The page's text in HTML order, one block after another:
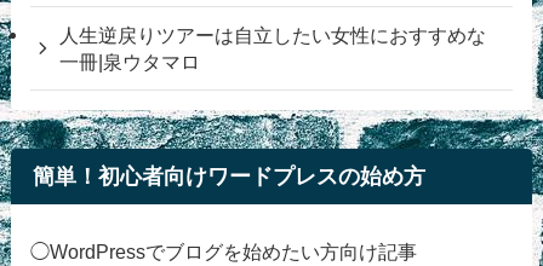
人生逆戻りツアーは自立したい女性におすすめな
一冊|泉ウタマロ
簡単！初心者向けワードプレスの始め方
◯WordPressでブログを始めたい方向け記事